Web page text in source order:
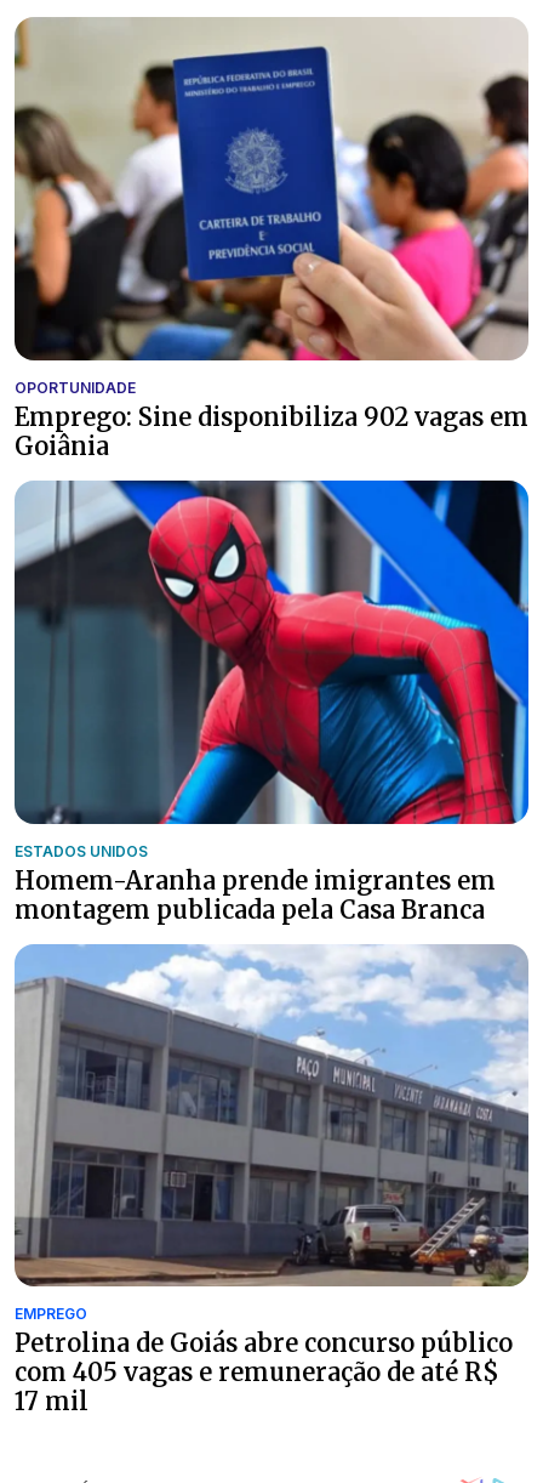
OPORTUNIDADE
Emprego: Sine disponibiliza 902 vagas em
Goiânia
ESTADOS UNIDOS
Homem-Aranha prende imigrantes em
montagem publicada pela Casa Branca
EMPREGO
Petrolina de Goiás abre concurso público
com 405 vagas e remuneração de até R$
17 mil